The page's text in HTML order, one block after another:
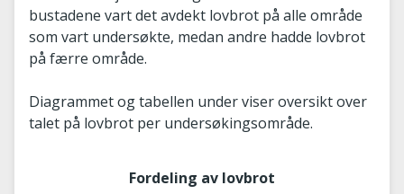
bustadene vart det avdekt lovbrot på alle område
som vart undersøkte, medan andre hadde lovbrot
på færre område.
Diagrammet og tabellen under viser oversikt over
talet på lovbrot per undersøkingsområde.
Fordeling av lovbrot